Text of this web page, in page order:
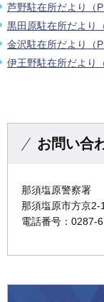
芦野駐在所だより（
黒田原駐在所だより
金沢駐在所だより（
伊王野駐在所だより
お問い合
那須塩原警察署
那須塩原市方京2-
電話番号：0287-